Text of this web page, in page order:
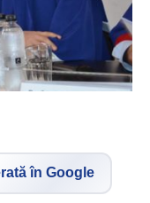
în Google